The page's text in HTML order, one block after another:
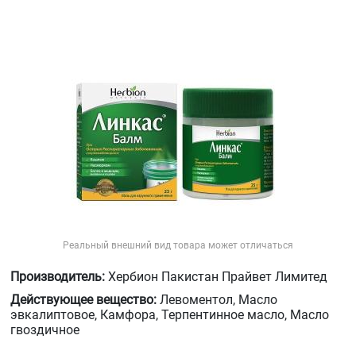
Реальный внешний вид товара может отличаться
Производитель: Хербион Пакистан Прайвет Лимитед
Действующее вещество: Левоментол, Масло
эвкалиптовое, Камфора, Терпентинное масло, Масло
гвоздичное